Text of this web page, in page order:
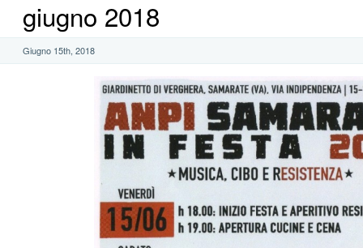
giugno 2018
Giugno 15th, 2018